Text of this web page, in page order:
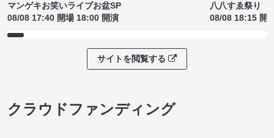
マンゲキお笑いライブお盆SP
08/08 17:40 開場 18:00 開演
八八すゑ祭り
08/08 18:15 開
サイトを閲覧する
クラウドファンディング